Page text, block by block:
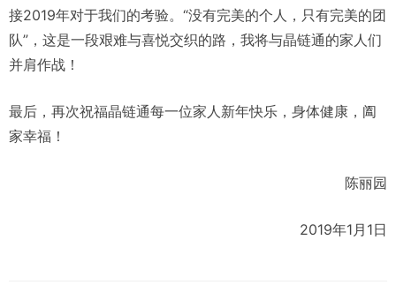
接2019年对于我们的考验。“没有完美的个人，只有完美的团
队”，这是一段艰难与喜悦交织的路，我将与晶链通的家人们
并肩作战！
最后，再次祝福晶链通每一位家人新年快乐，身体健康，阖
家幸福！
陈丽园
2019年1月1日